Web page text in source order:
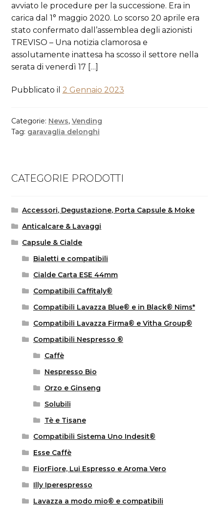
avviato le procedure per la successione. Era in
carica dal 1° maggio 2020. Lo scorso 20 aprile era
stato confermato dall’assemblea degli azionisti
TREVISO – Una notizia clamorosa e
assolutamente inattesa ha scosso il settore nella
serata di venerdì 17 […]
Pubblicato il 2 Gennaio 2023
Categorie: News, Vending
Tag: garavaglia delonghi
CATEGORIE PRODOTTI
Accessori, Degustazione, Porta Capsule & Moke
Anticalcare & Lavaggi
Capsule & Cialde
Bialetti e compatibili
Cialde Carta ESE 44mm
Compatibili Caffitaly®
Compatibili Lavazza Blue® e in Black® Nims*
Compatibili Lavazza Firma® e Vitha Group®
Compatibili Nespresso ®
Caffè
Nespresso Bio
Orzo e Ginseng
Solubili
Tè e Tisane
Compatibili Sistema Uno Indesit®
Esse Caffè
FiorFiore, Lui Espresso e Aroma Vero
Illy Iperespresso
Lavazza a modo mio® e compatibili